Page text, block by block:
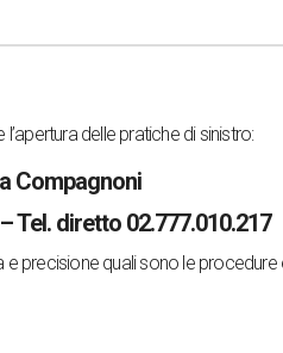
delle pratiche di sinistro:
Compagnoni
Tel. diretto 02.777.010.217
precisione quali sono le